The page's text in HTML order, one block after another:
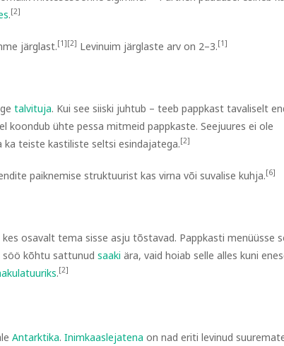
.[2]
järglast.[1][2] Levinuim järglaste arv on 2–3.[1]
talvituja. Kui see siiski juhtub – teeb pappkast tavaliselt
koondub ühte pessa mitmeid pappkaste. Seejuures ei ole
ka teiste kastiliste seltsi esindajatega.[2]
paiknemise struktuurist kas virna või suvalise kuhja.[6]
osavalt tema sisse asju tõstavad. Pappkasti menüüsse
söö kõhtu sattunud saaki ära, vaid hoiab selle alles kuni
.[2]
Antarktika. Inimkaaslejatena on nad eriti levinud